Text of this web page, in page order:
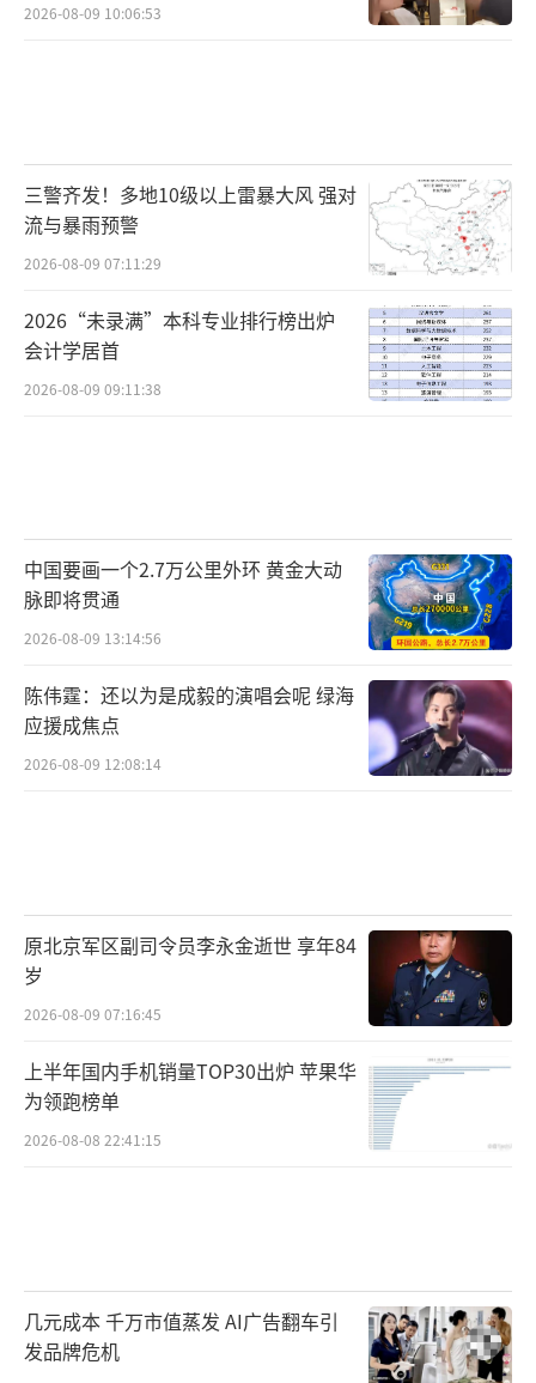
2026-08-09 10:06:53
三警齐发！多地10级以上雷暴大风 强对
流与暴雨预警
2026-08-09 07:11:29
2026“未录满”本科专业排行榜出炉
会计学居首
2026-08-09 09:11:38
中国要画一个2.7万公里外环 黄金大动
脉即将贯通
2026-08-09 13:14:56
陈伟霆：还以为是成毅的演唱会呢 绿海
应援成焦点
2026-08-09 12:08:14
原北京军区副司令员李永金逝世 享年84
岁
2026-08-09 07:16:45
上半年国内手机销量TOP30出炉 苹果华
为领跑榜单
2026-08-08 22:41:15
几元成本 千万市值蒸发 AI广告翻车引
发品牌危机